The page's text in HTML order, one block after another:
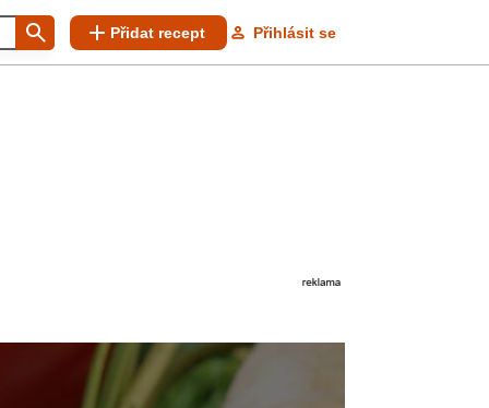
Přidat recept Přihlásit se